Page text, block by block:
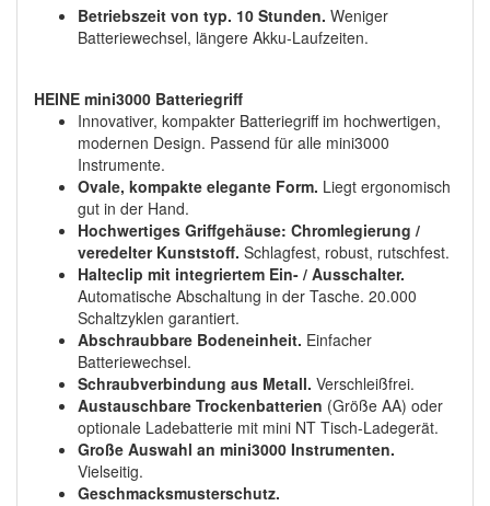
Betriebszeit von typ. 10 Stunden. Weniger
Batteriewechsel, längere Akku-Laufzeiten.
HEINE mini3000 Batteriegriff
Innovativer, kompakter Batteriegriff im hochwertigen,
modernen Design. Passend für alle mini3000
Instrumente.
Ovale, kompakte elegante Form. Liegt ergonomisch
gut in der Hand.
Hochwertiges Griffgehäuse: Chromlegierung /
veredelter Kunststoff. Schlagfest, robust, rutschfest.
Halteclip mit integriertem Ein- / Ausschalter.
Automatische Abschaltung in der Tasche. 20.000
Schaltzyklen garantiert.
Abschraubbare Bodeneinheit. Einfacher
Batteriewechsel.
Schraubverbindung aus Metall. Verschleißfrei.
Austauschbare Trockenbatterien (Größe AA) oder
optionale Ladebatterie mit mini NT Tisch-Ladegerät.
Große Auswahl an mini3000 Instrumenten.
Vielseitig.
Geschmacksmusterschutz.